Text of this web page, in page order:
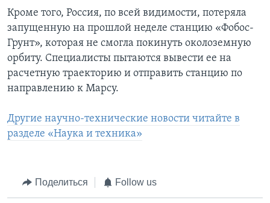
Кроме того, Россия, по всей видимости, потеряла
запущенную на прошлой неделе станцию «Фобос-
Грунт», которая не смогла покинуть околоземную
орбиту. Специалисты пытаются вывести ее на
расчетную траекторию и отправить станцию по
направлению к Марсу.
Другие научно-технические новости читайте в
разделе «Наука и техника»
Поделиться Follow us